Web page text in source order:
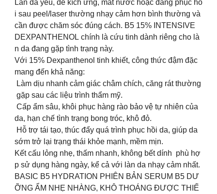
Làn da yếu, dễ kích ứng, mất nước hoặc đang phục hồ
i sau peel/laser thường nhạy cảm hơn bình thường và
cần được chăm sóc đúng cách. B5 15% INTENSIVE
DEXPANTHENOL chính là cứu tinh dành riêng cho là
n da đang gặp tình trạng này.
️Với 15% Dexpanthenol tinh khiết, công thức đậm đặc
mang đến khả năng:
Làm dịu nhanh cảm giác châm chích, căng rát thường
gặp sau các liệu trình thẩm mỹ.
Cấp ẩm sâu, khôi phục hàng rào bảo vệ tự nhiên của
da, hạn chế tình trạng bong tróc, khô đỏ.
Hỗ trợ tái tạo, thúc đẩy quá trình phục hồi da, giúp da
sớm trở lại trạng thái khỏe mạnh, mềm mịn.
️Kết cấu lỏng nhẹ, thấm nhanh, không bết dính phù hợ
p sử dụng hàng ngày, kể cả với làn da nhạy cảm nhất.
BASIC B5 HYDRATION PHIÊN BẢN SERUM B5 DƯ
ỠNG ẨM NHẸ NHÀNG, KHÔ THOÁNG ĐƯỢC THIẾ